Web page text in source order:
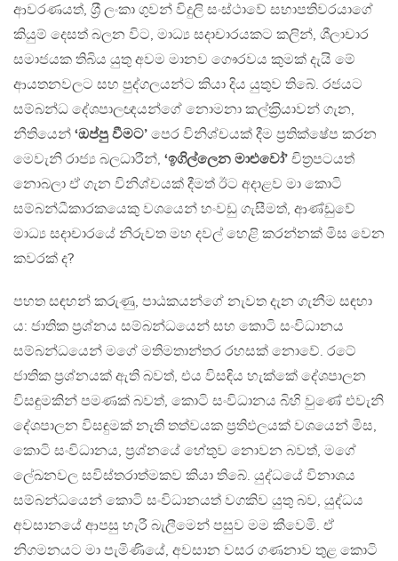
ආවරණයත්, ශ‍්‍රී ලංකා ගුවන් විදුලි සංස්ථාවේ සභාපතිවරයාගේ
කියුම් දෙසත් බලන විට, මාධ්‍ය සදාචාරයකට කලින්, ශීලාචාර
සමාජයක තිබිය යුතු අවම මානව ගෞරවය කුමක් දැයි මේ
ආයතනවලට සහ පුද්ගලයන්ට කියා දිය යුතුව තිබේ. රජයට
සම්බන්ධ දේශපාලඥයන්ගේ නොමනා කල්ක‍්‍රියාවන් ගැන,
නීතියෙන් ‘ඔප්පු වීමට’ පෙර විනිශ්චයක් දීම ප‍්‍රතික්ෂේප කරන
මෙවැනි රාජ්‍ය බලධාරීන්, ‘ඉගිල්ලෙන මාළුවෝ’ චිත‍්‍රපටයත්
නොබලා ඒ ගැන විනිශ්චයක් දීමත් ඊට අදාළව මා කොටි
සම්බන්ධීකාරකයෙකු වශයෙන් හංවඩු ගැසීමත්, ආණ්ඩුවේ
මාධ්‍ය සදාචාරයේ නිරුවත මහ දවල් හෙළි කරන්නක් මිස වෙන
කවරක් ද?
පහත සඳහන් කරුණු, පාඨකයන්ගේ නැවත දැන ගැනීම සඳහා
ය: ජාතික ප‍්‍රශ්නය සම්බන්ධයෙන් සහ කොටි සංවිධානය
සම්බන්ධයෙන් මගේ මතිමතාන්තර රහසක් නොවේ. රටේ
ජාතික ප‍්‍රශ්නයක් ඇති බවත්, එය විසඳිය හැක්කේ දේශපාලන
විසඳුමකින් පමණක් බවත්, කොටි සංවිධානය බිහි වුණේ එවැනි
දේශපාලන විසඳුමක් නැති තත්වයක ප‍්‍රතිඵලයක් වශයෙන් මිස,
කොටි සංවිධානය, ප‍්‍රශ්නයේ හේතුව නොවන බවත්, මගේ
ලේඛනවල සවිස්තරාත්මකව කියා තිබේ. යුද්ධයේ විනාශය
සම්බන්ධයෙන් කොටි සංවිධානයත් වගකිව යුතු බව, යුද්ධය
අවසානයේ ආපසු හැරී බැලීමෙන් පසුව මම කීවෙමි. ඒ
නිගමනයට මා පැමිණියේ, අවසාන වසර ගණනාව තුළ කොටි